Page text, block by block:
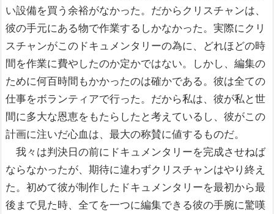
い設備を買う余裕がなかった。だからクリスチャンは、
彼の手元にある物で作業するしかなかった。実際にクリ
スチャンがこのドキュメンタリーの為に、どれほどの時
間を作業に費やしたのか定かではない。しかし、編集の
ために何百時間もかかったのは確かである。彼は全ての
仕事をボランティアで行った。だから私は、彼が私と世
間に多大な恩恵をもたらしたと考えているし、彼がこの
計画に注いだ心血は、最大の称賛に値するものだ。
我々は判決日の前にドキュメンタリーを完成させねば
ならなかったが、期待に違わずクリスチャンはやり終え
た。初めて彼が制作したドキュメンタリーを最初から最
後まで見た時、全てを一つに編集できる彼の手腕に驚嘆